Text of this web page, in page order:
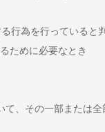
行為を行っていると
ために必要なとき
、その一部または